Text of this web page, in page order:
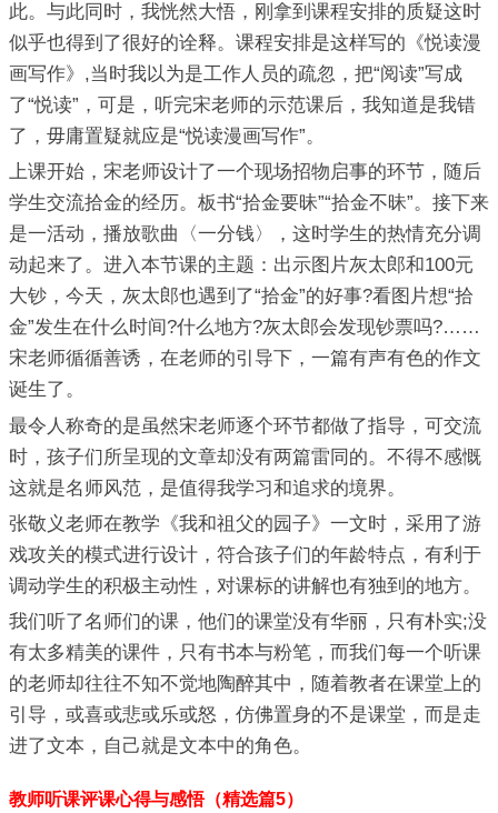
此。与此同时，我恍然大悟，刚拿到课程安排的质疑这时
似乎也得到了很好的诠释。课程安排是这样写的《悦读漫
画写作》,当时我以为是工作人员的疏忽，把“阅读”写成
了“悦读”，可是，听完宋老师的示范课后，我知道是我错
了，毋庸置疑就应是“悦读漫画写作”。
上课开始，宋老师设计了一个现场招物启事的环节，随后
学生交流拾金的经历。板书“拾金要昧”“拾金不昧”。接下来
是一活动，播放歌曲〈一分钱〉，这时学生的热情充分调
动起来了。进入本节课的主题：出示图片灰太郎和100元
大钞，今天，灰太郎也遇到了“拾金”的好事?看图片想“拾
金”发生在什么时间?什么地方?灰太郎会发现钞票吗?……
宋老师循循善诱，在老师的引导下，一篇有声有色的作文
诞生了。
最令人称奇的是虽然宋老师逐个环节都做了指导，可交流
时，孩子们所呈现的文章却没有两篇雷同的。不得不感慨
这就是名师风范，是值得我学习和追求的境界。
张敬义老师在教学《我和祖父的园子》一文时，采用了游
戏攻关的模式进行设计，符合孩子们的年龄特点，有利于
调动学生的积极主动性，对课标的讲解也有独到的地方。
我们听了名师们的课，他们的课堂没有华丽，只有朴实;没
有太多精美的课件，只有书本与粉笔，而我们每一个听课
的老师却往往不知不觉地陶醉其中，随着教者在课堂上的
引导，或喜或悲或乐或怒，仿佛置身的不是课堂，而是走
进了文本，自己就是文本中的角色。
教师听课评课心得与感悟（精选篇5）